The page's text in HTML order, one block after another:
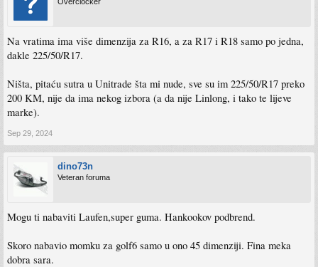
Na vratima ima više dimenzija za R16, a za R17 i R18 samo po jedna,
dakle 225/50/R17.
Ništa, pitaću sutra u Unitrade šta mi nude, sve su im 225/50/R17 preko
200 KM, nije da ima nekog izbora (a da nije Linlong, i tako te lijeve
marke).
Sep 29, 2024
dino73n
Veteran foruma
Mogu ti nabaviti Laufen,super guma. Hankookov podbrend.
Skoro nabavio momku za golf6 samo u ono 45 dimenziji. Fina meka
dobra sara.